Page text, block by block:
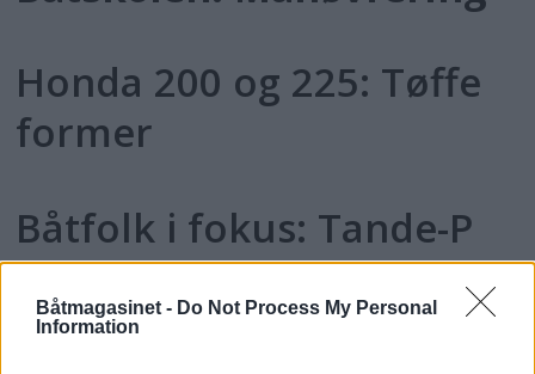
Båtmagasinet - Do Not Process My Personal
Information
Honda 200 og 225: Tøffe
former
Båtfolk i fokus: Tande-P
PLUS
Maksimal båtglede